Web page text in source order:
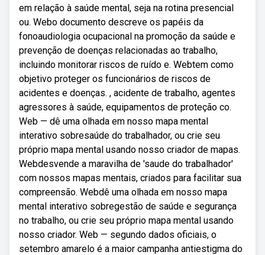
em relação à saúde mental, seja na rotina presencial
ou. Webo documento descreve os papéis da
fonoaudiologia ocupacional na promoção da saúde e
prevenção de doenças relacionadas ao trabalho,
incluindo monitorar riscos de ruído e. Webtem como
objetivo proteger os funcionários de riscos de
acidentes e doenças. , acidente de trabalho, agentes
agressores à saúde, equipamentos de proteção co.
Web — dê uma olhada em nosso mapa mental
interativo sobresaúde do trabalhador, ou crie seu
próprio mapa mental usando nosso criador de mapas.
Webdesvende a maravilha de 'saude do trabalhador'
com nossos mapas mentais, criados para facilitar sua
compreensão. Webdê uma olhada em nosso mapa
mental interativo sobregestão de saúde e segurança
no trabalho, ou crie seu próprio mapa mental usando
nosso criador. Web — segundo dados oficiais, o
setembro amarelo é a maior campanha antiestigma do